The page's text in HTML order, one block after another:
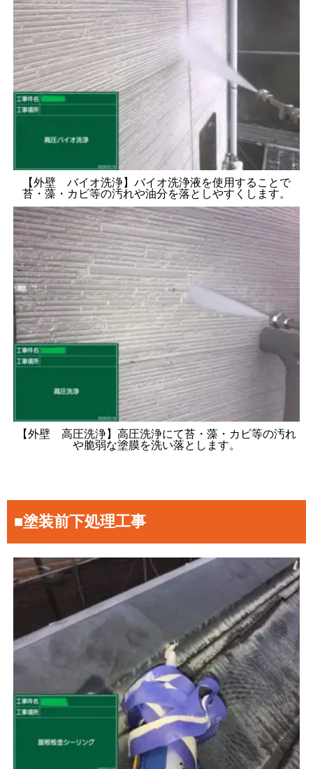
【外壁 バイオ洗浄】バイオ洗浄液を使用することで
苔・藻・カビ等の汚れや油分を落としやすくします。
【外壁 高圧洗浄】高圧洗浄にて苔・藻・カビ等の汚れ
や脆弱な塗膜を洗い落とします。
■塗装前下処理工事